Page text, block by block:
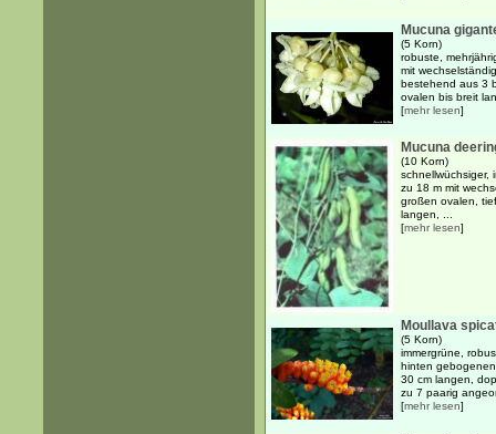
Mucuna
(5 Korn)
robuste,
mit
bestehend aus 3
ovalen bis breit
[mehr lesen]
Mucuna
(10 Korn)
schnellwüchsiger,
zu 18 m mit
großen ovalen,
langen, ...
[mehr lesen]
Moullava
(5 Korn)
immergrüne,
hinten
30 cm langen,
zu 7 paarig
[mehr lesen]